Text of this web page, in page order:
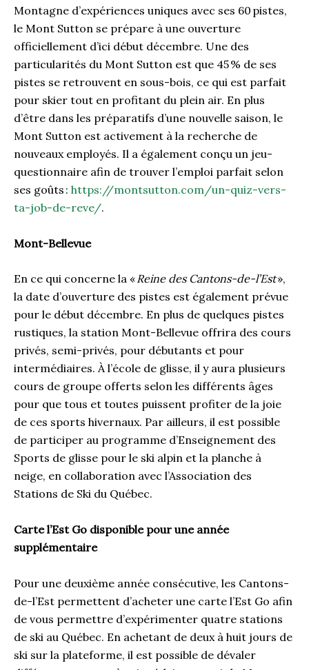
Montagne d’expériences uniques avec ses 60 pistes,
le Mont Sutton se prépare à une ouverture
officiellement d’ici début décembre. Une des
particularités du Mont Sutton est que 45 % de ses
pistes se retrouvent en sous-bois, ce qui est parfait
pour skier tout en profitant du plein air. En plus
d’être dans les préparatifs d’une nouvelle saison, le
Mont Sutton est activement à la recherche de
nouveaux employés. Il a également conçu un jeu-
questionnaire afin de trouver l’emploi parfait selon
ses goûts : https://montsutton.com/un-quiz-vers-
ta-job-de-reve/.
Mont-Bellevue
En ce qui concerne la «Reine des Cantons-de-l’Est»,
la date d’ouverture des pistes est également prévue
pour le début décembre. En plus de quelques pistes
rustiques, la station Mont-Bellevue offrira des cours
privés, semi-privés, pour débutants et pour
intermédiaires. À l’école de glisse, il y aura plusieurs
cours de groupe offerts selon les différents âges
pour que tous et toutes puissent profiter de la joie
de ces sports hivernaux. Par ailleurs, il est possible
de participer au programme d’Enseignement des
Sports de glisse pour le ski alpin et la planche à
neige, en collaboration avec l’Association des
Stations de Ski du Québec.
Carte l’Est Go disponible pour une année
supplémentaire
Pour une deuxième année consécutive, les Cantons-
de-l’Est permettent d’acheter une carte l’Est Go afin
de vous permettre d’expérimenter quatre stations
de ski au Québec. En achetant de deux à huit jours de
ski sur la plateforme, il est possible de dévaler